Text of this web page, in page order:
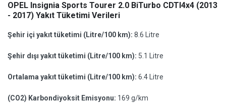
OPEL Insignia Sports Tourer 2.0 BiTurbo CDTI4x4 (2013
- 2017) Yakıt Tüketimi Verileri
Şehir içi yakıt tüketimi (Litre/100 km): 8.6 Litre
Şehir dışı yakıt tüketimi (Litre/100 km): 5.1 Litre
Ortalama yakıt tüketimi (Litre/100 km): 6.4 Litre
(CO2) Karbondiyoksit Emisyonu: 169 g/km